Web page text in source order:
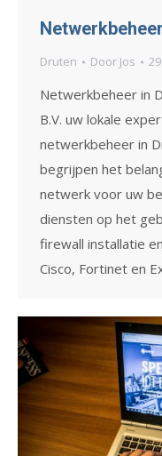
Druten Door Jos
Netwerkbeheer in
B.V. uw lokale
netwerkbeheer in
begrijpen het
netwerk voor uw
diensten op het
firewall installatie
Cisco, Fortinet en